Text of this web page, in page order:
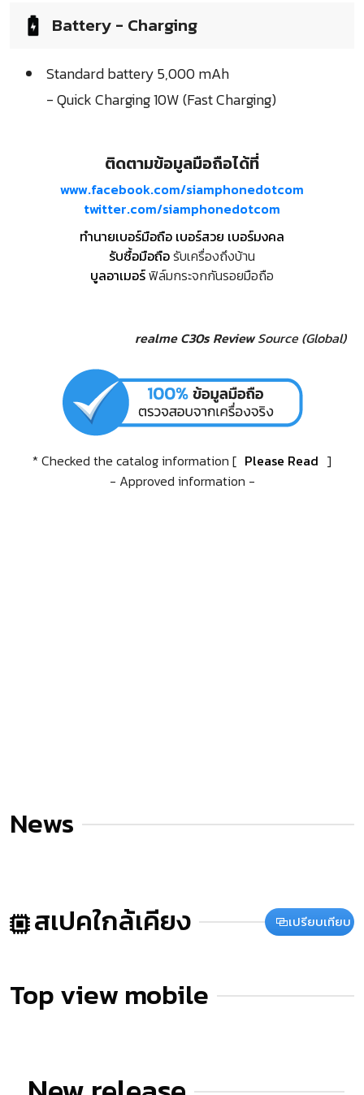
Battery - Charging
Standard battery 5,000 mAh
- Quick Charging 10W (Fast Charging)
ติดตามข้อมูลมือถือได้ที่
www.facebook.com/siamphonedotcom
twitter.com/siamphonedotcom
ทำนายเบอร์มือถือ เบอร์สวย เบอร์มงคล
รับซื้อมือถือรับเครื่องถึงบ้าน
บูลอาเมอร์ฟิล์มกระจกกันรอยมือถือ
realme C30s Review Source (Global)
* Checked the catalog information [ Please Read ]
- Approved information -
News
สเปคใกล้เคียง เปรียบเทียบ
Top view mobile